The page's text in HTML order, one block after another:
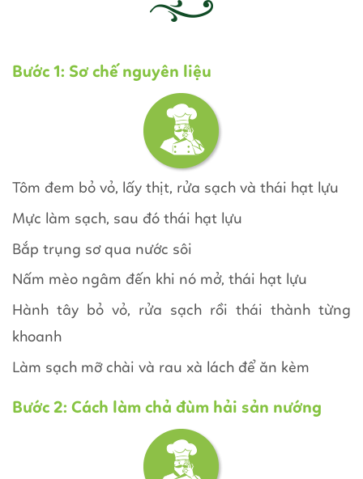
Bước 1: Sơ chế nguyên liệu
Tôm đem bỏ vỏ, lấy thịt, rửa sạch và thái hạt lựu
Mực làm sạch, sau đó thái hạt lựu
Bắp trụng sơ qua nước sôi
Nấm mèo ngâm đến khi nó mở, thái hạt lựu
Hành tây bỏ vỏ, rửa sạch rồi thái thành từng
khoanh
Làm sạch mỡ chài và rau xà lách để ăn kèm
Bước 2: Cách làm chả đùm hải sản nướng